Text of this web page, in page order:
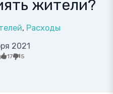
жители?
Расходы
2021
17 5